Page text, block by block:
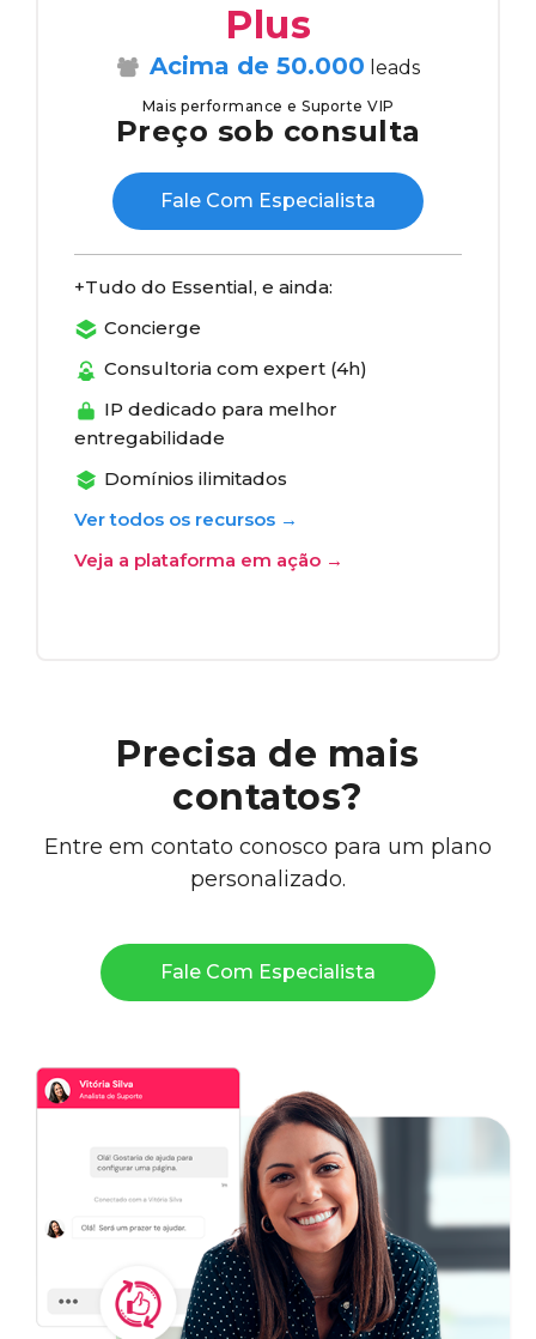
Plus
Acima de 50.000 leads
Mais performance e Suporte VIP
Preço sob consulta
Fale Com Especialista
Tudo do Essential, e ainda:
Concierge
Consultoria com expert (4h)
IP dedicado para melhor
entregabilidade
Domínios ilimitados
Ver todos os recursos →
Veja a plataforma em ação →
Precisa de mais
contatos?
Entre em contato conosco para um plano
personalizado.
Fale Com Especialista